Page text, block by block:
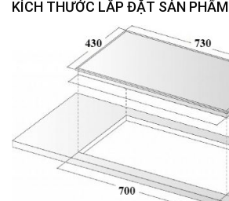
KÍCH THƯỚC LẮP ĐẶT SẢN PHẨM